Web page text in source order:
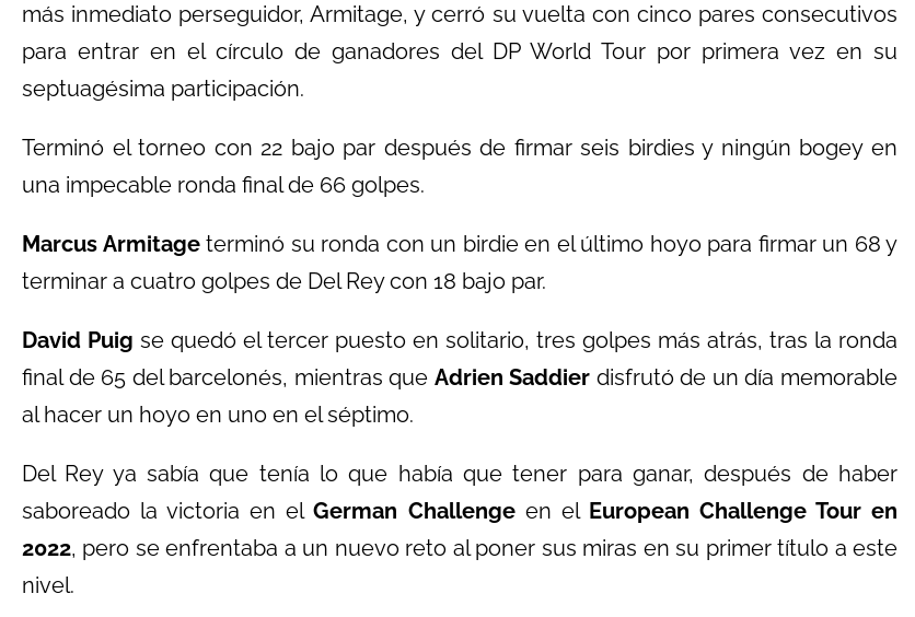
más inmediato perseguidor, Armitage, y cerró su vuelta con cinco pares consecutivos
para entrar en el círculo de ganadores del DP World Tour por primera vez en su
septuagésima participación.
Terminó el torneo con 22 bajo par después de firmar seis birdies y ningún bogey en
una impecable ronda final de 66 golpes.
Marcus Armitageterminó su ronda con un birdie en el último hoyo para firmar un 68 y
terminar a cuatro golpes de Del Rey con 18 bajo par.
David Puig se quedó el tercer puesto en solitario, tres golpes más atrás, tras la ronda
final de 65 del barcelonés, mientras que Adrien Saddier disfrutó de un día memorable
al hacer un hoyo en uno en el séptimo.
Del Rey ya sabía que tenía lo que había que tener para ganar, después de haber
saboreado la victoria en elGerman Challengeen el European Challenge Tour en
2022, pero se enfrentaba a un nuevo reto al poner sus miras en su primer título a este
nivel.